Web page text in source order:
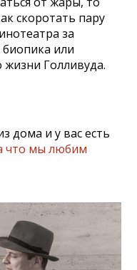
скоротать пару
за
или
жизни Голливуда.
дома и у вас есть
что мы любим